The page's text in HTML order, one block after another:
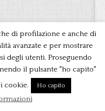
di profilazione e anche di
avanzate e per mostrare
degli utenti. Proseguendo
il pulsante "ho capito"
cookie.
Ho capito